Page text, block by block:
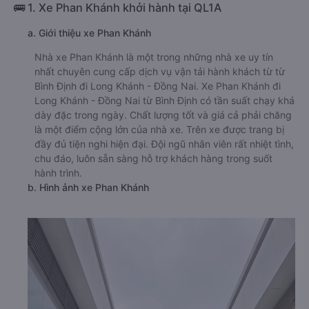
🚌 1. Xe Phan Khánh khởi hành tại QL1A
a. Giới thiệu xe Phan Khánh
Nhà xe Phan Khánh là một trong những nhà xe uy tín
nhất chuyên cung cấp dịch vụ vận tải hành khách từ từ
Bình Định đi Long Khánh - Đồng Nai. Xe Phan Khánh đi
Long Khánh - Đồng Nai từ Bình Định có tần suất chạy khá
dày đặc trong ngày. Chất lượng tốt và giá cả phải chăng
là một điểm cộng lớn của nhà xe. Trên xe được trang bị
đầy đủ tiện nghi hiện đại. Đội ngũ nhân viên rất nhiệt tình,
chu đáo, luôn sẵn sàng hỗ trợ khách hàng trong suốt
hành trình.
b. Hình ảnh xe Phan Khánh